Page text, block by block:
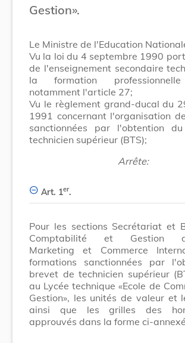
Gestion».
Le Ministre de l'Education
Vu la loi du 4 septembre 1990
de l'enseignement secondaire
la formation
notamment l'article 27;
Vu le règlement grand-ducal du
1991 concernant l'organisation
sanctionnées par l'obtention
technicien supérieur (BTS);
Arrête:
Art. 1er.
Pour les sections Secrétariat et
Comptabilité et Gestion
Marketing et Commerce
formations sanctionnées par
brevet de technicien supérieur
au Lycée technique «Ecole de
Gestion», les unités de valeur et
ainsi que les grilles des
approuvés dans la forme ci-